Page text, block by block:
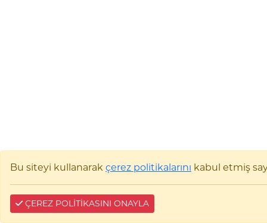
Bu siteyi kullanarak çerez politikalarını kabul etmiş
ÇEREZ POLİTİKASINI ONAYLA